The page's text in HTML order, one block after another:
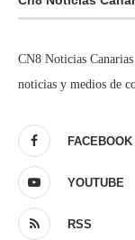
CN8 Noticias
noticias y medios de
FACEBOOK
YOUTUBE
RSS